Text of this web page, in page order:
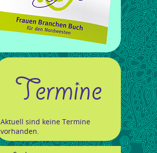
Termine
Aktuell sind keine Termine
vorhanden.